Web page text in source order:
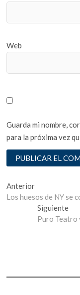
Web
Guarda mi nombre,
para la próxima vez
Navegación
de
entradas
AnteriorEntrada
anterior:
Los huesos de NY se
Siguiente
Puro Teatro